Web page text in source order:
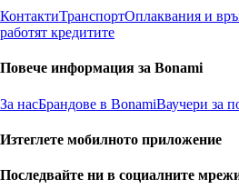
КонтактиТранспортОплаквания и
работят кредитите
Повече информация за Bonami
За насБрандове в BonamiВаучери за
Изтеглете мобилното приложение
Последвайте ни в социалните